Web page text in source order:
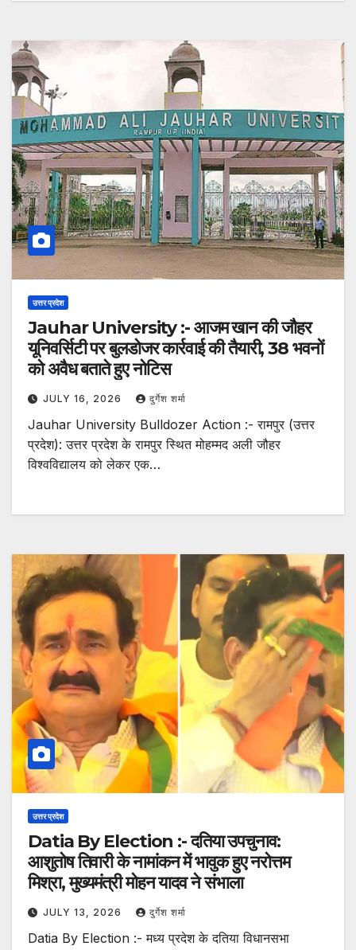
उत्तर प्रदेश
Jauhar University :- आजम खान की जौहर
यूनिवर्सिटी पर बुलडोजर कार्रवाई की तैयारी, 38 भवनों
को अवैध बताते हुए नोटिस
JULY 16, 2026 दुर्गेश शर्मा
Jauhar University Bulldozer Action :- रामपुर (उत्तर
प्रदेश): उत्तर प्रदेश के रामपुर स्थित मोहम्मद अली जौहर
विश्वविद्यालय को लेकर एक…
उत्तर प्रदेश
Datia By Election :- दतिया उपचुनाव:
आशुतोष तिवारी के नामांकन में भावुक हुए नरोत्तम
मिश्रा, मुख्यमंत्री मोहन यादव ने संभाला
JULY 13, 2026 दुर्गेश शर्मा
Datia By Election :- मध्य प्रदेश के दतिया विधानसभा